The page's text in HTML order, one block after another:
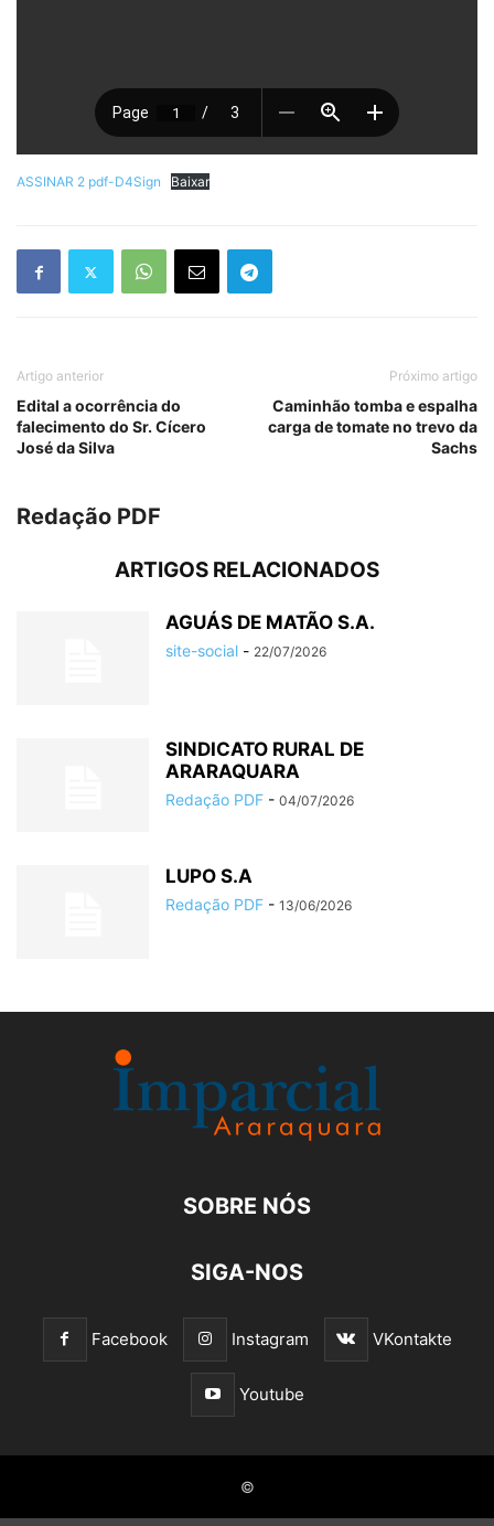
ASSINAR 2 pdf-D4Sign Baixar
Artigo anterior
Edital a ocorrência do
falecimento do Sr. Cícero
José da Silva
Próximo artigo
Caminhão tomba e espalha
carga de tomate no trevo da
Sachs
Redação PDF
ARTIGOS RELACIONADOS
AGUÁS DE MATÃO S.A.
site-social - 22/07/2026
SINDICATO RURAL DE
ARARAQUARA
Redação PDF - 04/07/2026
LUPO S.A
Redação PDF - 13/06/2026
SOBRE NÓS
SIGA-NOS
Facebook Instagram VKontakte
Youtube
©